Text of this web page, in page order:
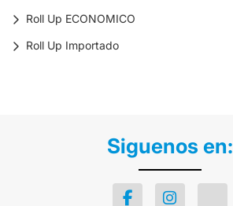
Roll Up ECONOMICO
Roll Up Importado
Siguenos en: